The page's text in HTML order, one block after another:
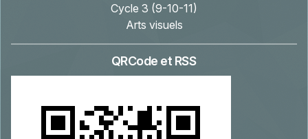
Cycle 3 (9-10-11)
Arts visuels
QRCode et RSS